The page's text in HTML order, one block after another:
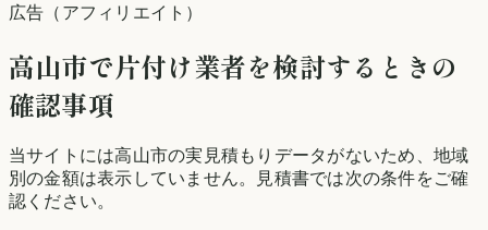
広告（アフィリエイト）
高山市で片付け業者を検討するときの
確認事項
当サイトには高山市の実見積もりデータがないため、地域
別の金額は表示していません。見積書では次の条件をご確
認ください。